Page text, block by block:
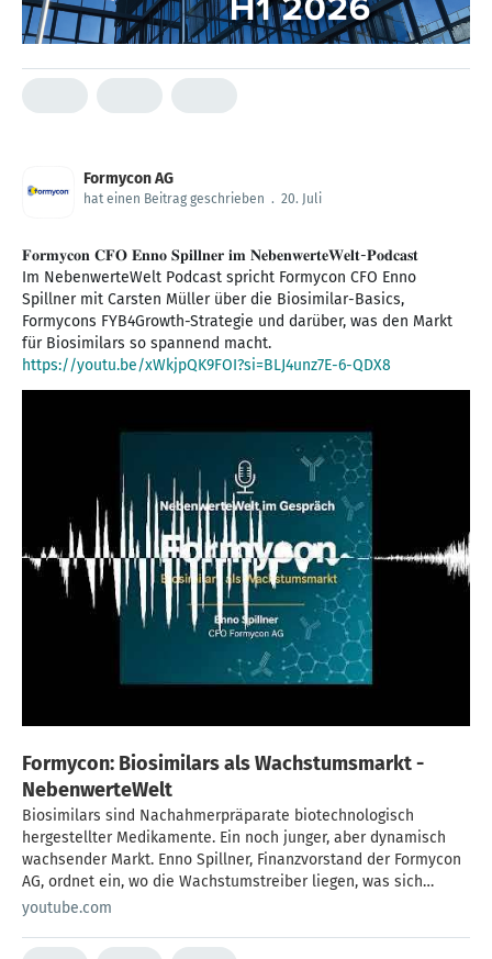
Formycon AG
hat einen Beitrag geschrieben . 20. Juli
𝐅𝐨𝐫𝐦𝐲𝐜𝐨𝐧 𝐂𝐅𝐎 𝐄𝐧𝐧𝐨 𝐒𝐩𝐢𝐥𝐥𝐧𝐞𝐫 𝐢𝐦 𝐍𝐞𝐛𝐞𝐧𝐰𝐞𝐫𝐭𝐞𝐖𝐞𝐥𝐭-𝐏𝐨𝐝𝐜𝐚𝐬𝐭
Im NebenwerteWelt Podcast spricht Formycon CFO Enno
Spillner mit Carsten Müller über die Biosimilar-Basics,
Formycons FYB4Growth-Strategie und darüber, was den Markt
https://youtu.be/xWkjpQK9FOI?si=BLJ4unz7E-6-QDX8
Formycon: Biosimilars als Wachstumsmarkt -
NebenwerteWelt
Biosimilars sind Nachahmerpräparate biotechnologisch
hergestellter Medikamente. Ein noch junger, aber dynamisch
wachsender Markt. Enno Spillner, Finanzvorstand der Formycon
AG, ordnet ein, wo die Wachstumstreiber liegen, was sich
regulatorisch verändert hat und wie sich das Erlösmodell des
Information und stellt keine Anlageberatung oder
youtube.com